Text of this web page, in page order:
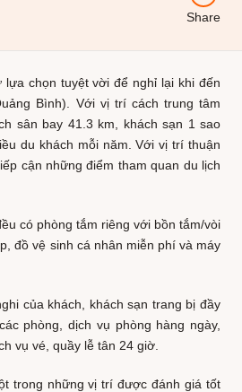
Share
chọn tuyệt vời để nghỉ lại khi đến
Bình). Với vị trí cách trung tâm
sân bay 41.3 km, khách sạn 1 sao
du khách mỗi năm. Với vị trí thuận
cận những điểm tham quan du lịch
có phòng tắm riêng với bồn tắm/vòi
đồ vệ sinh cá nhân miễn phí và máy
của khách, khách sạn trang bị đầy
phòng, dịch vụ phòng hàng ngày,
vụ vé, quầy lễ tân 24 giờ.
trong những vị trí được đánh giá tốt